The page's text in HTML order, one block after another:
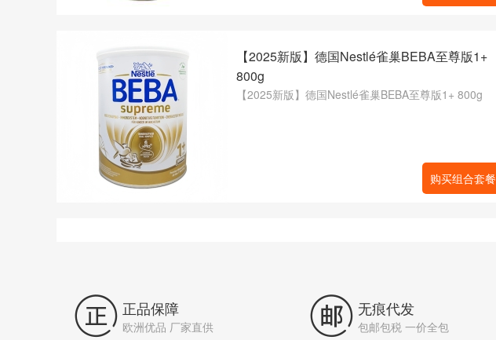
【2025新版】德国Nestlé雀巢BEBA至尊版1+
800g
【2025新版】德国Nestlé雀巢BEBA至尊版1+ 800g
购买组合套餐
 正品保障
欧洲优品 厂家直供  无痕代发
包邮包税 一价全包